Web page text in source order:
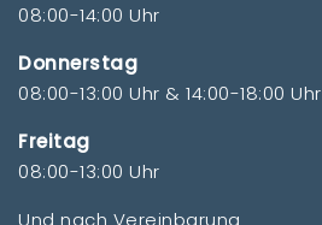
08:00-14:00 Uhr
Donnerstag
08:00-13:00 Uhr & 14:00-18:00 Uhr
Freitag
08:00-13:00 Uhr
Und nach Vereinbarung